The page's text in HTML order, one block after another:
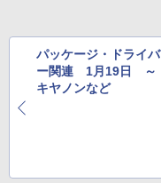
パッケージ・ドライバ
ー関連 1月19日 ～
キヤノンなど